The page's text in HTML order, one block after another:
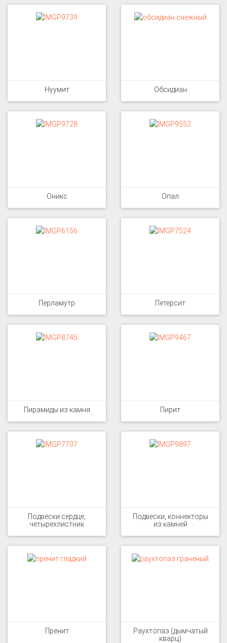
Нуумит Обсидиан
Оникс Опал
Перламутр Петерсит
Пирамиды из камня Пирит
Подвески сердце,
четырехлистник
Подвески, коннекторы
из камней
Пренит
Раухтопаз (дымчатый
кварц)